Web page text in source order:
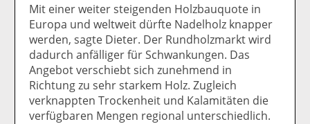
Mit einer weiter steigenden Holzbauquote in
Europa und weltweit dürfte Nadelholz knapper
werden, sagte Dieter. Der Rundholzmarkt wird
dadurch anfälliger für Schwankungen. Das
Angebot verschiebt sich zunehmend in
Richtung zu sehr starkem Holz. Zugleich
verknappten Trockenheit und Kalamitäten die
verfügbaren Mengen regional unterschiedlich.